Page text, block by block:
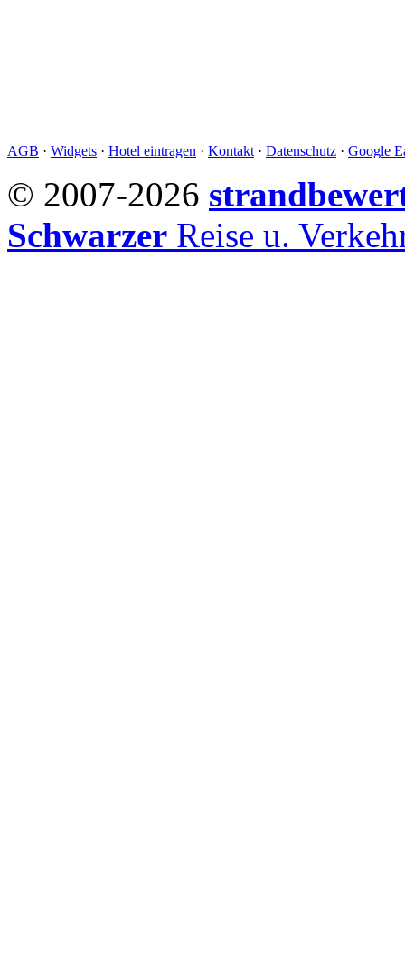
AGB · Widgets · Hotel eintragen · Kontakt · Datenschutz · Google
© 2007-2026
Schwarzer Reise u.